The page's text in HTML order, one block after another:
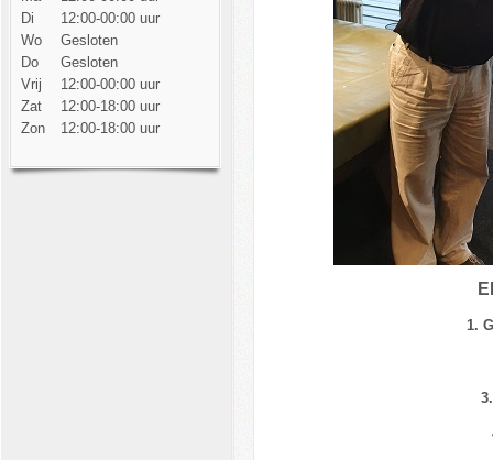
Di
12:00-00:00 uur
Wo
Gesloten
Do
Gesloten
Vrij
12:00-00:00 uur
Zat
12:00-18:00 uur
Zon
12:00-18:00 uur
1.